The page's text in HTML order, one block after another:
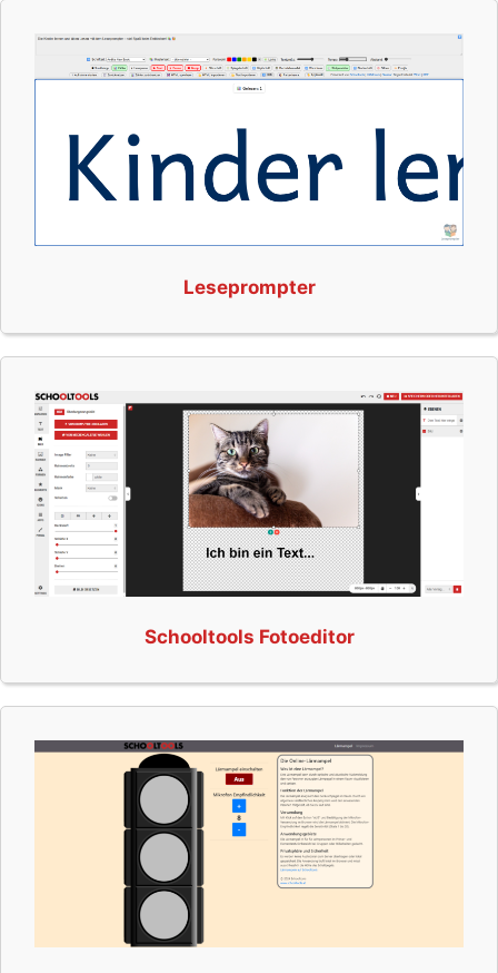
Leseprompter
Schooltools Fotoeditor